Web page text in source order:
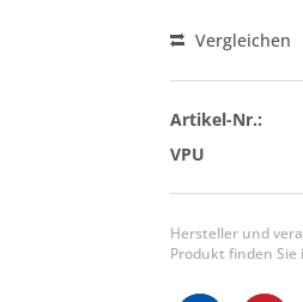
Vergleichen
Artikel-Nr.:
VPU
Hersteller und
Produkt finden Sie